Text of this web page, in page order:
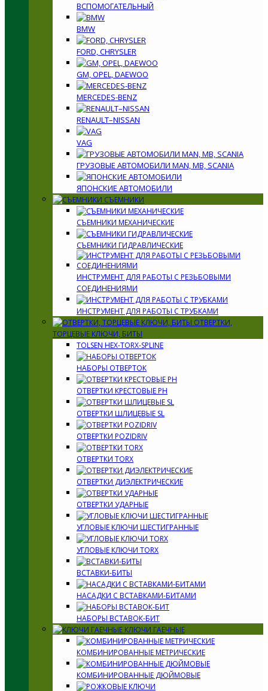
ВСПОМОГАТЕЛЬНЫЙ
BMW
FORD, CHRYSLER
GM, OPEL, DAEWOO
MERCEDES-BENZ
RENAULT–NISSAN
VAG
ГРУЗОВЫЕ АВТОМОБИЛИ MAN, MB, SCANIA
ЯПОНСКИЕ АВТОМОБИЛИ
СЪЕМНИКИ
СЪЕМНИКИ МЕХАНИЧЕСКИЕ
СЪЕМНИКИ ГИДРАВЛИЧЕСКИЕ
ИНСТРУМЕНТ ДЛЯ РАБОТЫ С РЕЗЬБОВЫМИ
СОЕДИНЕНИЯМИ
ИНСТРУМЕНТ ДЛЯ РАБОТЫ С ТРУБКАМИ
ОТВЕРТКИ,
ТОРЦЕВЫЕ КЛЮЧИ, БИТЫ
TOLSEN HEX-TORX-SPLINE
НАБОРЫ ОТВЕРТОК
ОТВЕРТКИ КРЕСТОВЫЕ PH
ОТВЕРТКИ ШЛИЦЕВЫЕ SL
ОТВЕРТКИ POZIDRIV
ОТВЕРТКИ TORX
ОТВЕРТКИ ДИЭЛЕКТРИЧЕСКИЕ
ОТВЕРТКИ УДАРНЫЕ
УГЛОВЫЕ КЛЮЧИ ШЕСТИГРАННЫЕ
УГЛОВЫЕ КЛЮЧИ TORX
ВСТАВКИ-БИТЫ
НАСАДКИ С ВСТАВКАМИ-БИТАМИ
НАБОРЫ ВСТАВОК-БИТ
КЛЮЧИ ГАЕЧНЫЕ
КОМБИНИРОВАННЫЕ МЕТРИЧЕСКИЕ
КОМБИНИРОВАННЫЕ ДЮЙМОВЫЕ